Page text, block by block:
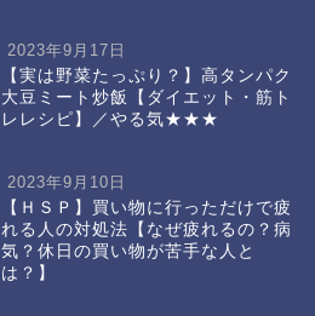
2023年9月17日
【実は野菜たっぷり？】高タンパク
大豆ミート炒飯【ダイエット・筋ト
レレシピ】／やる気★★★
2023年9月10日
【ＨＳＰ】買い物に行っただけで疲
れる人の対処法【なぜ疲れるの？病
気？休日の買い物が苦手な人と
は？】